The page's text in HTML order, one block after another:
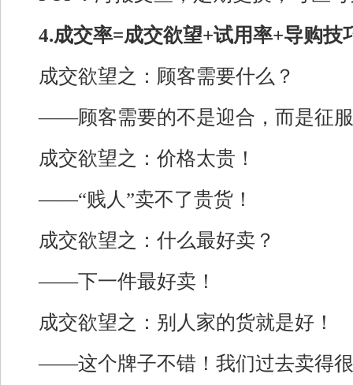
4.成交率=成交欲望+试用率+导购技
成交欲望之：顾客需要什么？
——顾客需要的不是迎合，而是征
成交欲望之：价格太贵！
——“贱人”卖不了贵货！
成交欲望之：什么最好卖？
——下一件最好卖！
成交欲望之：别人家的货就是好！
——这个牌子不错！我们过去卖得